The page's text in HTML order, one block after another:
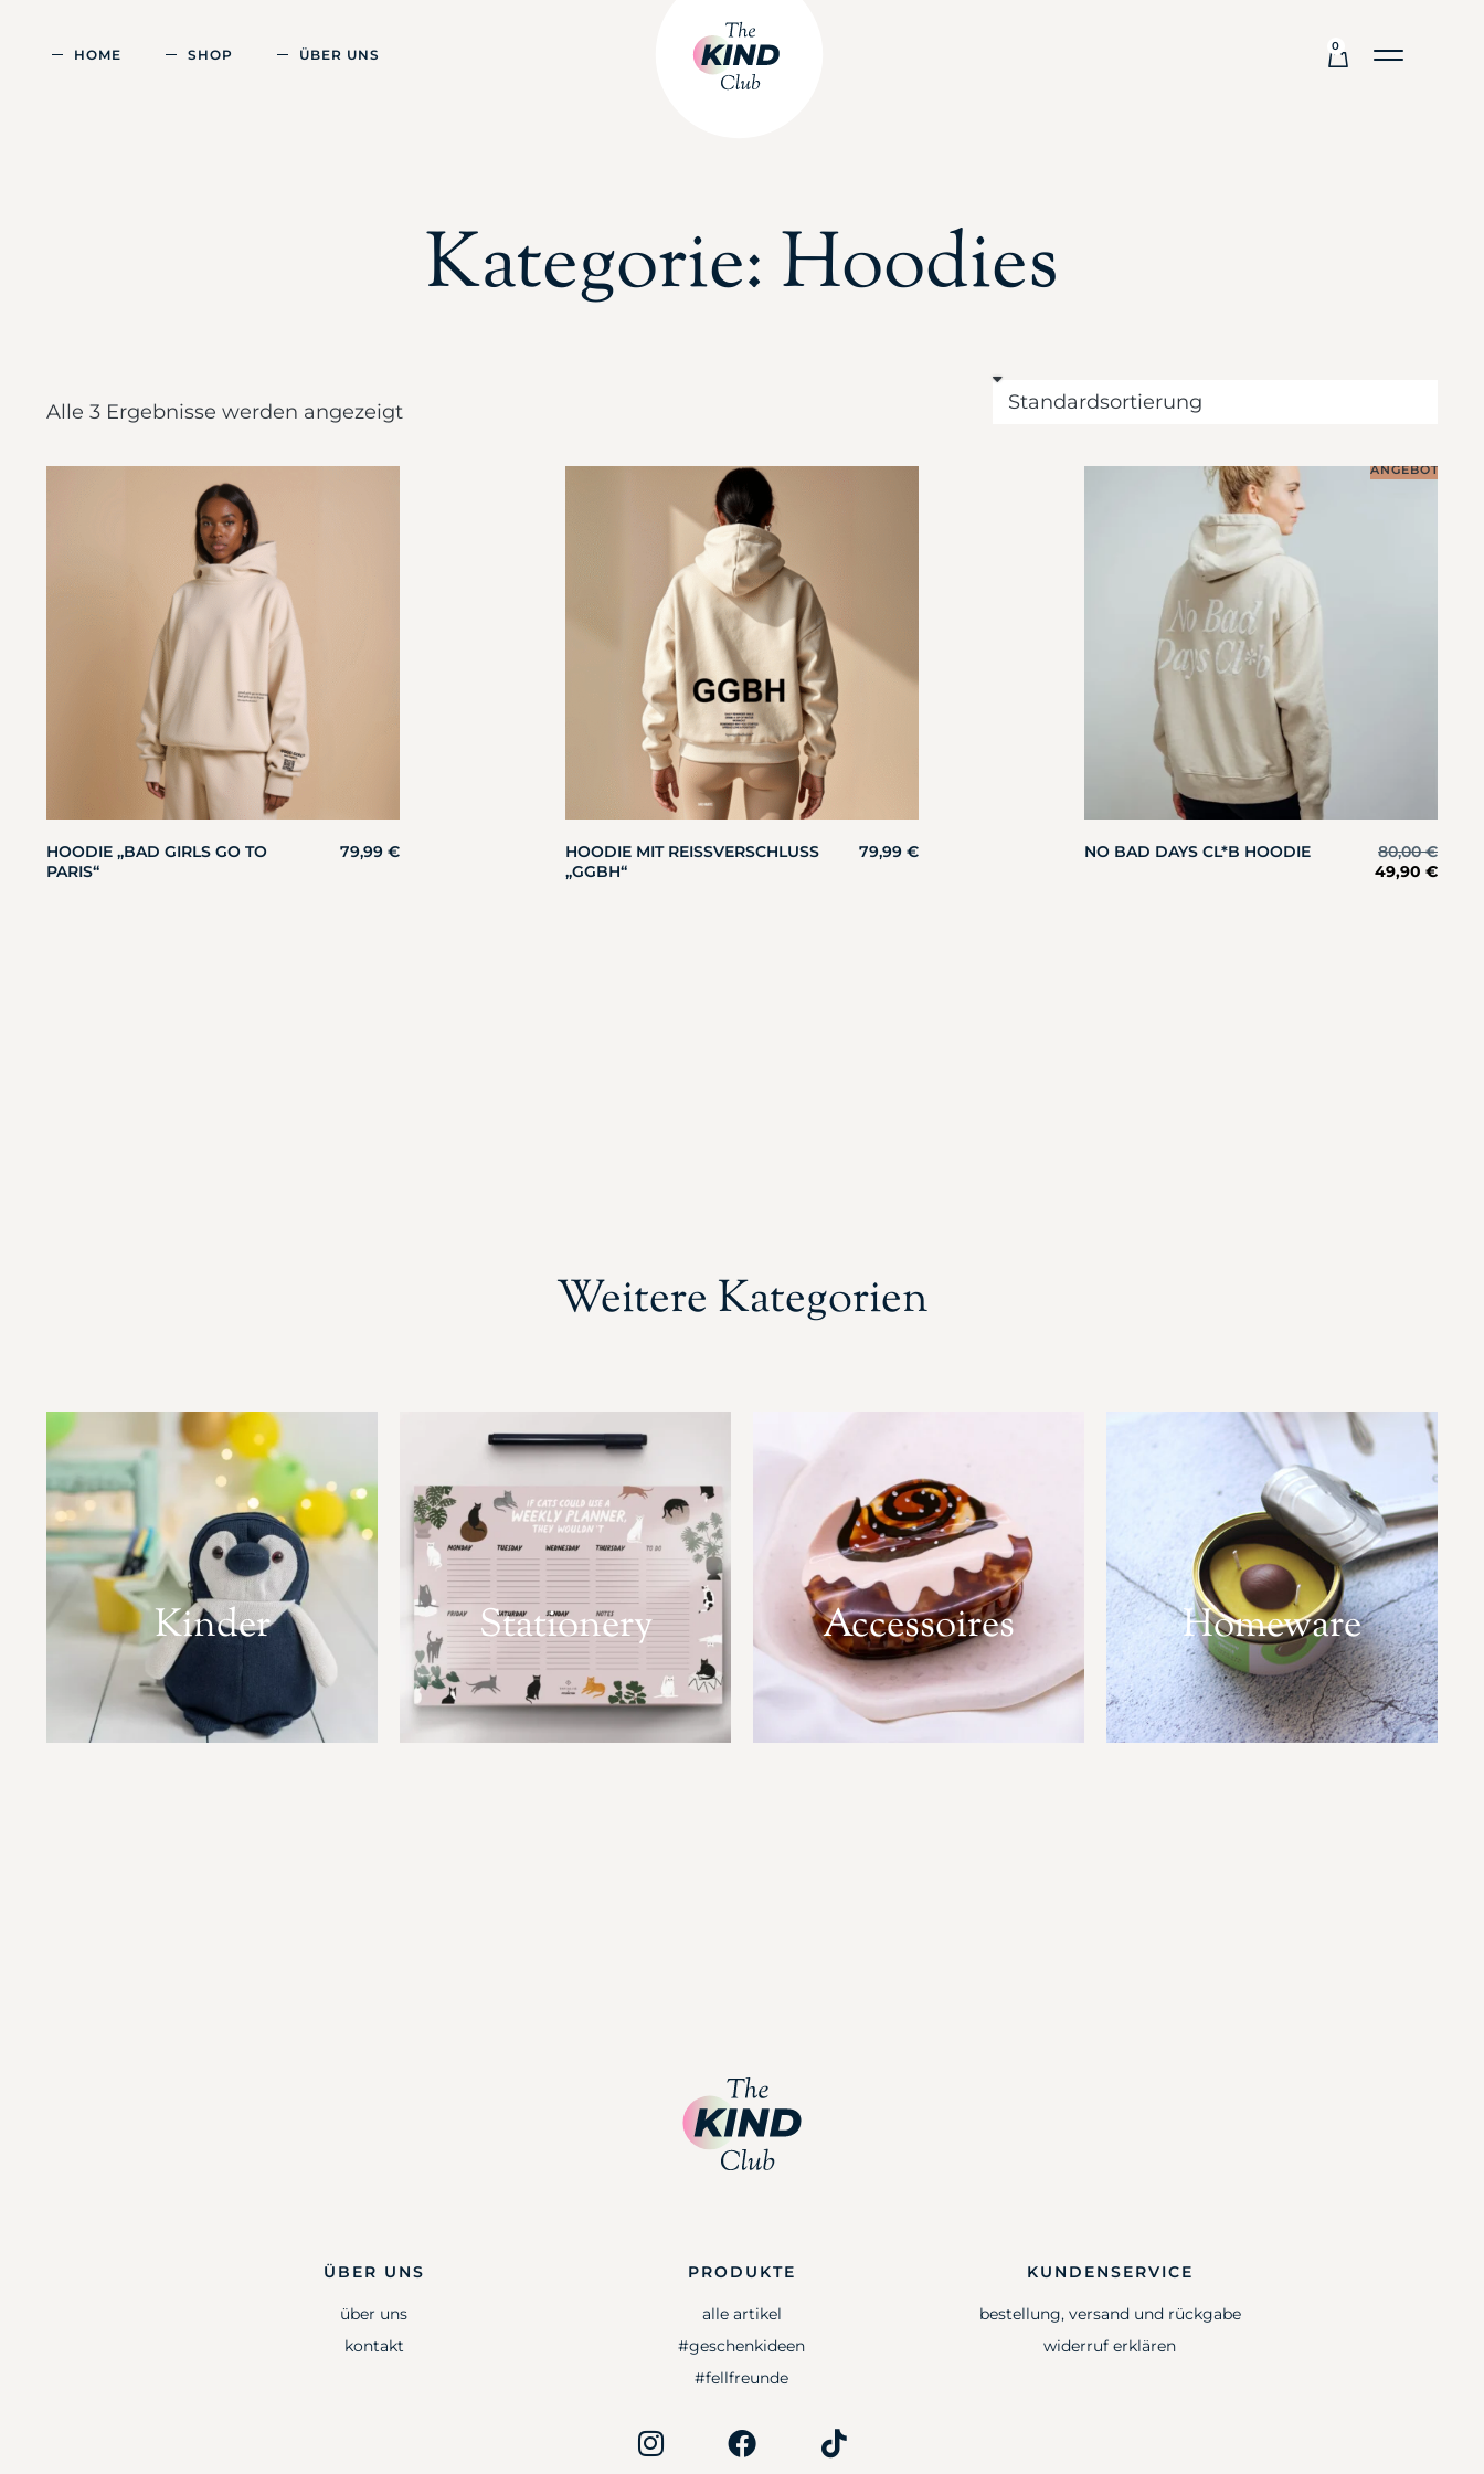
HOME SHOP ÜBER UNS 0
Kategorie: Hoodies
Alle 3 Ergebnisse werden angezeigt
HOODIE „BAD GIRLS GO TO
PARIS“
79,99 €
HOODIE MIT REISSVERSCHLUSS „
GGBH“
79,99 €
ANGEBOT!
NO BAD DAYS CL*B HOODIE 80,00€
49,90 €
Weitere Kategorien
Kinder Stationery Accessoires Homeware
ÜBER UNS
über uns
kontakt
PRODUKTE
alle artikel
#geschenkideen
#fellfreunde
KUNDENSERVICE
bestellung, versand und rückgabe
widerruf erklären